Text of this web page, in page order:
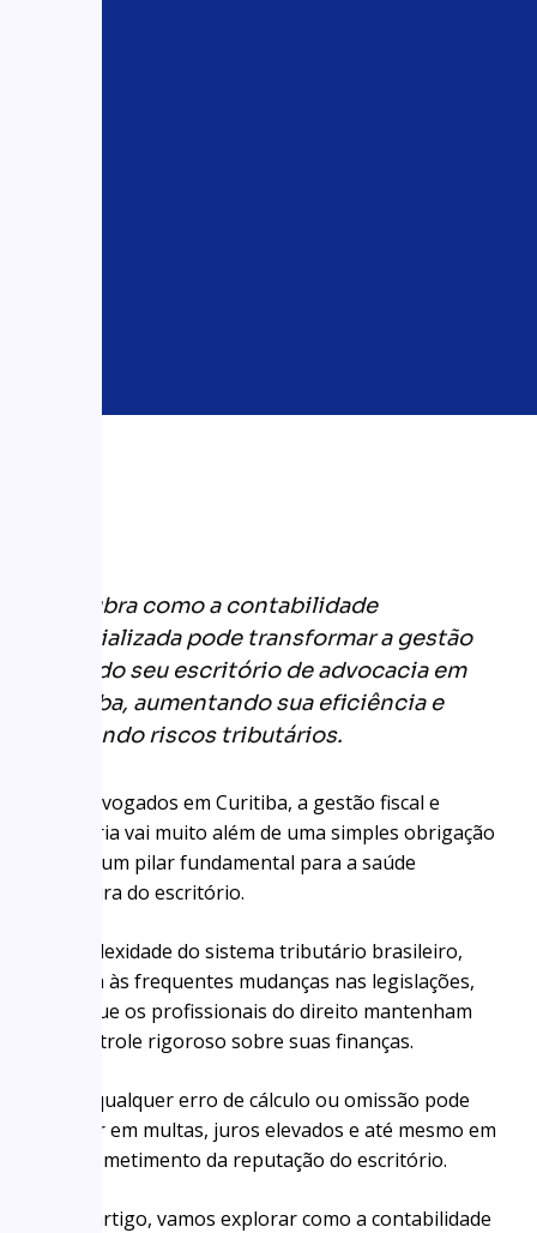
Descubra como a contabilidade
especializada pode transformar a gestão
fiscal do seu escritório de advocacia em
Curitiba, aumentando sua eficiência e
reduzindo riscos tributários.
Para advogados em Curitiba, a gestão fiscal e
tributária vai muito além de uma simples obrigação
legal: é um pilar fundamental para a saúde
financeira do escritório.
A complexidade do sistema tributário brasileiro,
somada às frequentes mudanças nas legislações,
exige que os profissionais do direito mantenham
um controle rigoroso sobre suas finanças.
Afinal, qualquer erro de cálculo ou omissão pode
resultar em multas, juros elevados e até mesmo em
comprometimento da reputação do escritório.
Neste artigo, vamos explorar como a contabilidade